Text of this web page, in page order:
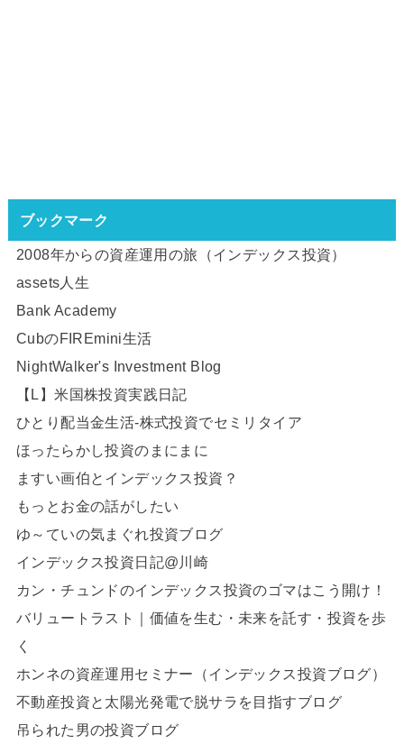
ブックマーク
2008年からの資産運用の旅（インデックス投資）
assets人生
Bank Academy
CubのFIREmini生活
NightWalker's Investment Blog
【L】米国株投資実践日記
ひとり配当金生活-株式投資でセミリタイア
ほったらかし投資のまにまに
ますい画伯とインデックス投資？
もっとお金の話がしたい
ゆ～ていの気まぐれ投資ブログ
インデックス投資日記@川崎
カン・チュンドのインデックス投資のゴマはこう開け！
バリュートラスト｜価値を生む・未来を託す・投資を歩
く
ホンネの資産運用セミナー（インデックス投資ブログ）
不動産投資と太陽光発電で脱サラを目指すブログ
吊られた男の投資ブログ